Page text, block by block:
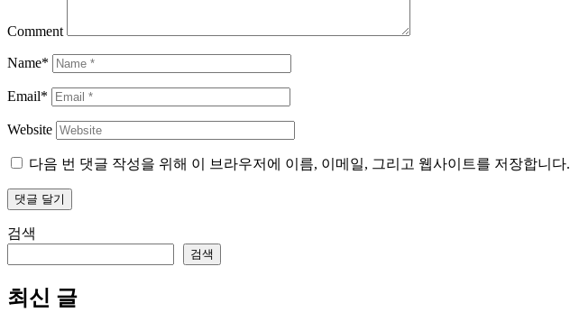
Comment
Name*
Email*
Website
다음 번 댓글 작성을 위해 이 브라우저에 이름, 이메일, 그리고 웹사이트를 저장합니다.
검색
검색
최신 글